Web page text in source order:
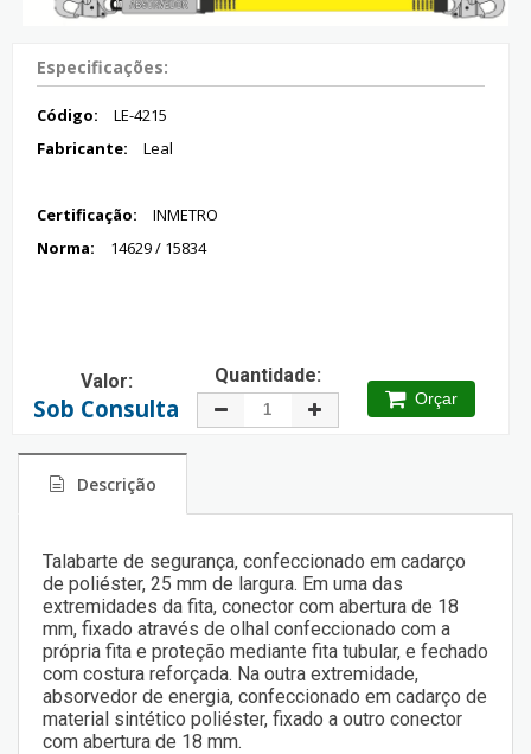
Especificações:
Código:
LE-4215
Fabricante:
Leal
Certificação:
INMETRO
Norma:
14629 / 15834
Valor:
Sob Consulta
Quantidade:
Orçar
Descrição
Talabarte de segurança, confeccionado em cadarço
de poliéster, 25 mm de largura. Em uma das
extremidades da fita, conector com abertura de 18
mm, fixado através de olhal confeccionado com a
própria fita e proteção mediante fita tubular, e fechado
com costura reforçada. Na outra extremidade,
absorvedor de energia, confeccionado em cadarço de
material sintético poliéster, fixado a outro conector
com abertura de 18 mm.